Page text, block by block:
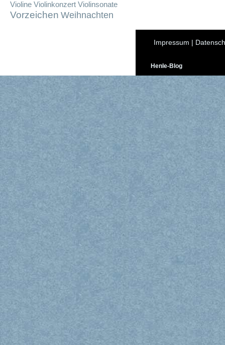
Violine Violinkonzert Violinsonate
Vorzeichen Weihnachten
Impressum |
Henle-Blog